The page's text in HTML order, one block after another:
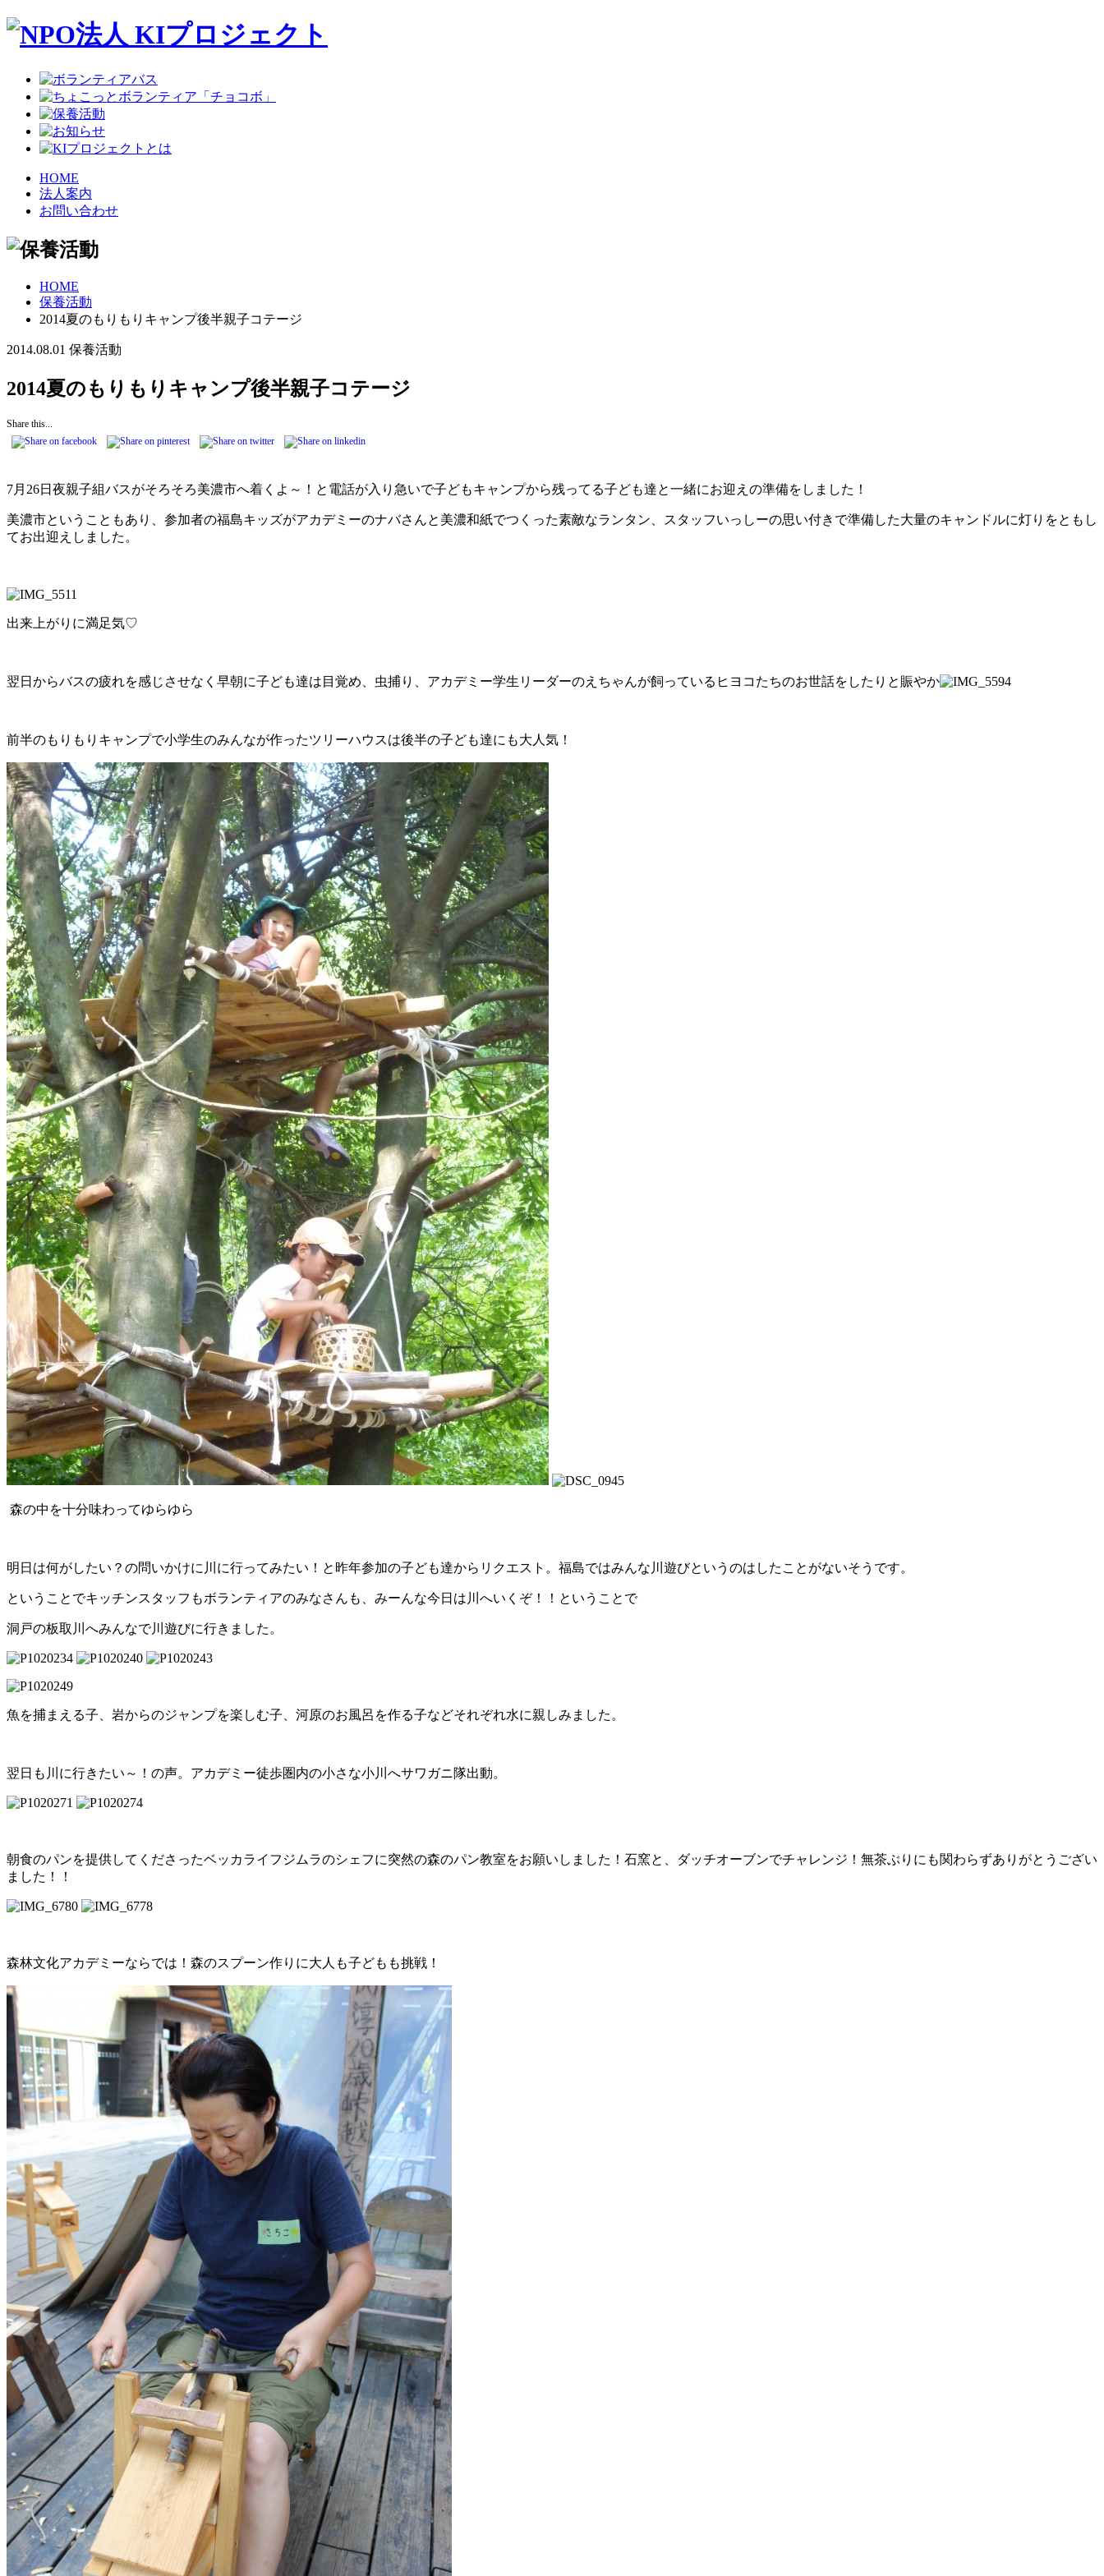
HOME
法人案内
お問い合わせ
HOME
保養活動
2014夏のもりもりキャンプ後半親子コテージ
2014.08.01 保養活動
2014夏のもりもりキャンプ後半親子コテージ
Share this...
7月26日夜親子組バスがそろそろ美濃市へ着くよ～！と電話が入り急いで子どもキャンプから残ってる子ども達と一緒にお迎えの準備をしました！
美濃市ということもあり、参加者の福島キッズがアカデミーのナバさんと美濃和紙でつくった素敵なランタン、スタッフいっしーの思い付きで準備した大量のキャンドルに灯りをともし
てお出迎えしました。
出来上がりに満足気♡
翌日からバスの疲れを感じさせなく早朝に子ども達は目覚め、虫捕り、アカデミー学生リーダーのえちゃんが飼っているヒヨコたちのお世話をしたりと賑やか
前半のもりもりキャンプで小学生のみんなが作ったツリーハウスは後半の子ども達にも大人気！
森の中を十分味わってゆらゆら
明日は何がしたい？の問いかけに川に行ってみたい！と昨年参加の子ども達からリクエスト。福島ではみんな川遊びというのはしたことがないそうです。
ということでキッチンスタッフもボランティアのみなさんも、みーんな今日は川へいくぞ！！ということで
洞戸の板取川へみんなで川遊びに行きました。
魚を捕まえる子、岩からのジャンプを楽しむ子、河原のお風呂を作る子などそれぞれ水に親しみました。
翌日も川に行きたい～！の声。アカデミー徒歩圏内の小さな小川へサワガニ隊出動。
朝食のパンを提供してくださったベッカライフジムラのシェフに突然の森のパン教室をお願いしました！石窯と、ダッチオーブンでチャレンジ！無茶ぶりにも関わらずありがとうござい
ました！！
森林文化アカデミーならでは！森のスプーン作りに大人も子どもも挑戦！